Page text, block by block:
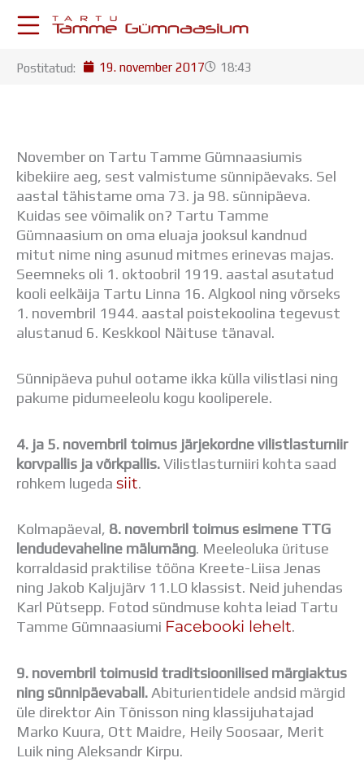
KESKKONNAD
Tamme TV
Tamme Leht
Kooliraadio
Koorilaul
ÕPPETÖÖ
Tunniplaan
Aastaplaan
Õppekava
Ainepassid
Huviringid
Distantsõpe
Kodukord
ÜLDINFO
Sisseastumine
Meie kool
Dokumendid
Lapsevanemale
Vilistlastele
Toitlustamine
Virtuaaltuur
Õpilasesindus
Kontaktid
Postitatud: 19. november 2017 18:43
November on Tartu Tamme Gümnaasiumis
kibekiire aeg, sest valmistume sünnipäevaks. Sel
aastal tähistame oma 73. ja 98. sünnipäeva.
Kuidas see võimalik on? Tartu Tamme
Gümnaasium on oma eluaja jooksul kandnud
mitut nime ning asunud mitmes erinevas majas.
Seemneks oli 1. oktoobril 1919. aastal asutatud
kooli eelkäija Tartu Linna 16. Algkool ning võrseks
1. novembril 1944. aastal poistekoolina tegevust
alustanud 6. Keskkool Näituse tänaval.
Sünnipäeva puhul ootame ikka külla vilistlasi ning
pakume pidumeeleolu kogu kooliperele.
4. ja 5. novembril toimus järjekordne vilistlasturniir
korvpallis ja võrkpallis.Vilistlasturniiri kohta saad
rohkem lugeda siit.
Kolmapäeval, 8. novembril toimus esimene TTG
lendudevaheline mälumäng. Meeleoluka ürituse
korraldasid praktilise tööna Kreete-Liisa Jenas
ning Jakob Kaljujärv 11.LO klassist. Neid juhendas
Karl Pütsepp. Fotod sündmuse kohta leiad Tartu
Tamme Gümnaasiumi Facebooki lehelt.
9. novembril toimusid traditsioonilised märgiaktus
ning sünnipäevaball. Abiturientidele andsid märgid
üle direktor Ain Tõnisson ning klassijuhatajad
Marko Kuura, Ott Maidre, Heily Soosaar, Merit
Luik ning Aleksandr Kirpu.